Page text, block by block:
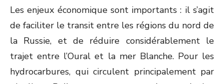
Les enjeux économique sont importants : il s’agit
de faciliter le transit entre les régions du nord de
la Russie, et de réduire considérablement le
trajet entre l’Oural et la mer Blanche. Pour les
hydrocarbures, qui circulent principalement par